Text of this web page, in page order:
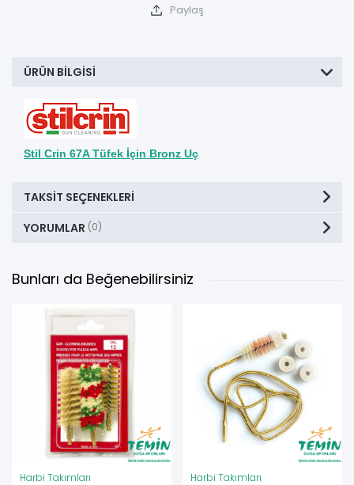
Paylaş
ÜRÜN BILGISI
Stil Crin 67A Tüfek İçin Bronz Uç
TAKSIT SEÇENEKLERI
YORUMLAR (0)
Bunları da Beğenebilirsiniz
Harbi Takımları Harbi Takımları